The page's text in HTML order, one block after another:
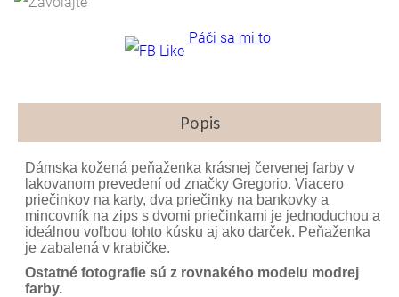
Páči sa mi to
Popis
Dámska kožená peňaženka krásnej červenej farby v
lakovanom prevedení od značky Gregorio. Viacero
priečinkov na karty, dva priečinky na bankovky a
mincovník na zips s dvomi priečinkami je jednoduchou a
ideálnou voľbou tohto kúsku aj ako darček. Peňaženka
je zabalená v krabičke.
Ostatné fotografie sú z rovnakého modelu modrej
farby.